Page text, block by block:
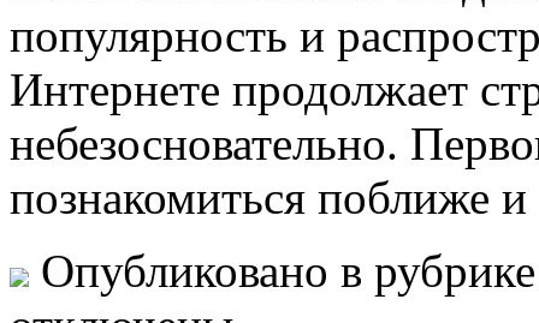
популярность и
Интернете продолжает
небезосновательно.
познакомиться поближе
Опубликовано в